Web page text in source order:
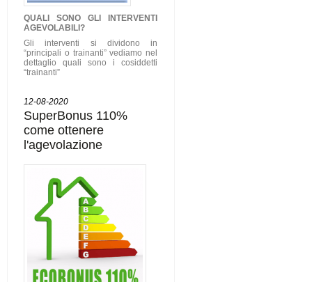
QUALI SONO GLI
INTERVENTI
AGEVOLABILI?
Gli interventi si dividono in
“principali o trainanti” vediamo nel
dettaglio quali sono i cosiddetti
“trainanti”
12-08-2020
SuperBonus 110%
come ottenere
l'agevolazione